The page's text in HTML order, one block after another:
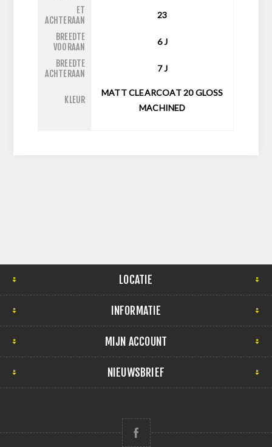
ET
ACHTERAAN
23
BREEDTE
VOORAAN
6J
BREEDTE
ACHTERAAN
7J
KLEUR
MATT CLEARCOAT 20 GLOSS
MACHINED
LOCATIE
INFORMATIE
MIJN ACCOUNT
NIEUWSBRIEF